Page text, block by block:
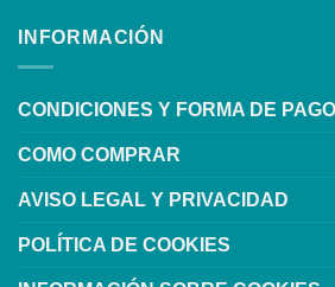
INFORMACIÓN
CONDICIONES Y FORMA DE PAGO
COMO COMPRAR
AVISO LEGAL Y PRIVACIDAD
POLÍTICA DE COOKIES